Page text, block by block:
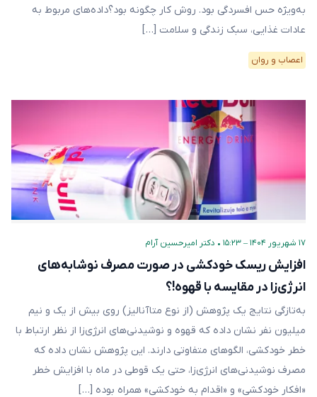
به‌ویژه حس افسردگی بود. روش کار چگونه بود؟داده‌های مربوط به
عادات غذایی، سبک زندگی و سلامت […]
اعصاب و روان
۱۷ شهریور ۱۴۰۴ – ۱۵:۲۳ • دکتر امیرحسین آرام
افزایش ریسک خودکشی در صورت مصرف نوشابه‌های
انرژی‌زا در مقایسه با قهوه!؟
به‌تازگی نتایج یک پژوهش (از نوع متاآنالیز) روی بیش از یک و نیم
میلیون نفر نشان داده که قهوه و نوشیدنی‌های انرژی‌زا از نظر ارتباط با
خطر خودکشی، الگوهای متفاوتی دارند. این پژوهش نشان داده که
مصرف نوشیدنی‌های انرژی‌زا، حتی یک قوطی در ماه با افزایش خطر
«افکار خودکشی» و «اقدام به خودکشی» همراه بوده […]